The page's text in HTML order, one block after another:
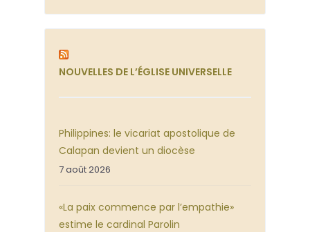
NOUVELLES DE L’ÉGLISE UNIVERSELLE
Philippines: le vicariat apostolique de
Calapan devient un diocèse
7 août 2026
«La paix commence par l’empathie»
estime le cardinal Parolin